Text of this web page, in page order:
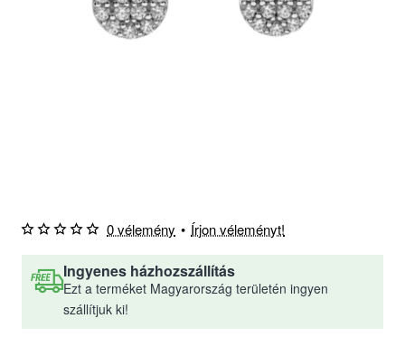
Ingyenes házhozszállítás
Ezt a terméket Magyarország területén ingyen
szállítjuk ki!
0 vélemény • Írjon véleményt!